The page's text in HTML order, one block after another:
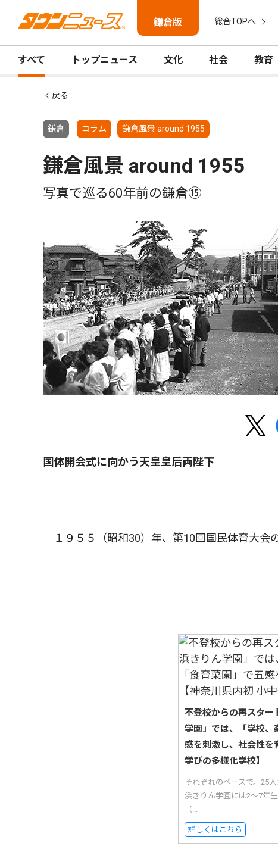
鎌倉版 総合TOPへ
すべて トップニュース 文化 社会 教育
戻る
鎌倉 コラム 鎌倉風景 around 1955
鎌倉風景 around 1955
写真で巡る60年前の鎌倉⑮
国体開会式に向かう天皇皇后両陛下
１９５５（昭和30）年、第10回国民体育大会
不登校からの再スター
学園」では、「学校、
感を刺激し、社会性を
学びの多様化学校】
それぞれのペースで。25
浜きりん学園には2〜7年
（...
詳しくはこちら